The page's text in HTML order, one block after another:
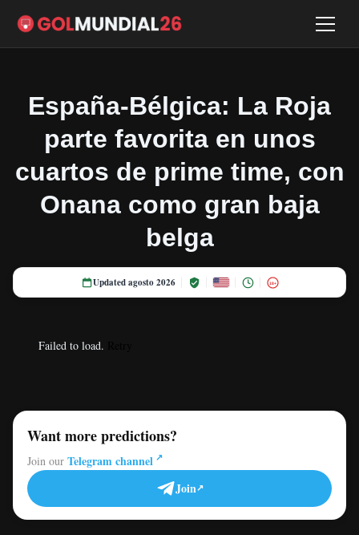
España-Bélgica: La Roja
parte favorita en unos
cuartos de prime time, con
Onana como gran baja
belga
Updated agosto 2026 18+
Failed to load.
Want more predictions?
Join our Telegram channel
Join